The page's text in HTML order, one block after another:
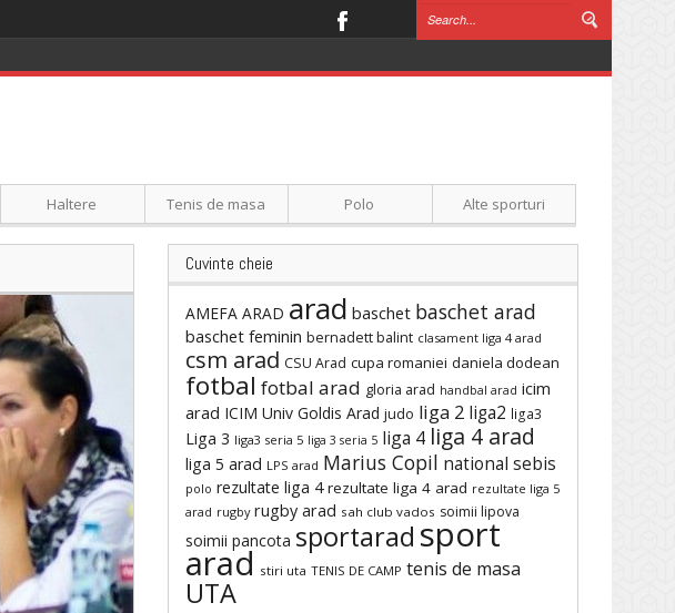
Haltere Tenis de masa Polo Alte sporturi
Cuvinte cheie
AMEFA ARAD arad baschet baschet arad
baschet feminin bernadett balint clasament liga 4 arad
csm arad CSU Arad cupa romaniei daniela dodean
fotbal fotbal arad gloria arad handbal arad icim
arad ICIM Univ Goldis Arad judo liga 2 liga2 liga3
Liga 3 liga3 seria 5 liga 3 seria 5 liga 4 liga 4 arad
liga 5 arad LPS arad Marius Copil national sebis
polo rezultate liga 4 rezultate liga 4 arad rezultate liga 5
arad rugby rugby arad sah club vados soimii lipova
soimii pancota sportarad sport
arad stiri uta TENIS DE CAMP tenis de masa
UTA